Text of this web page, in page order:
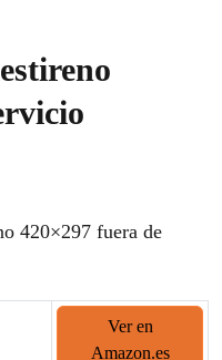
420×297 fuera de
Ver en
Amazon.es